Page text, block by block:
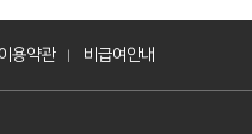
이용약관 | 비급여안내